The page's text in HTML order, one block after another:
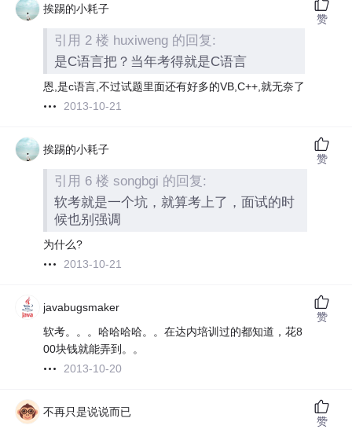
挨踢的小耗子
引用 2 楼 huxiweng 的回复:
是C语言把？当年考得就是C语言
恩,是c语言,不过试题里面还有好多的VB,C++,就无奈了
2013-10-21
赞
挨踢的小耗子
引用 6 楼 songbgi 的回复:
软考就是一个坑，就算考上了，面试的时
候也别强调
为什么?
2013-10-21
赞
javabugsmaker
软考。。。哈哈哈哈。。在达内培训过的都知道，花8
00块钱就能弄到。。
2013-10-20
赞
不再只是说说而已
赞